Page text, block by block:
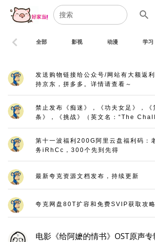
search
全部 影视 动漫 学习
chevron_left
发送购物链接给公众号/网站有大额返
持京东，拼多多。详情请查看～
禁止发布《痴迷》，《功夫女足》，《
条》，《挑战》（英文名：“The
又名：《深空拯救者》），《三大队》
第十一波福利200G阿里云盘福利码：
务iRhCc，300个先到先得
最新夸克资源文档发布，持续更新
夸克网盘80T扩容和免费SVIP获取攻略
电影《给阿嬷的情书》OST原声